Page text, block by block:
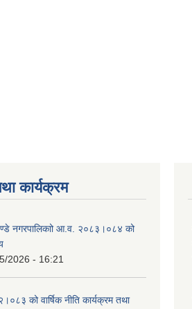
कार्यक्रम
नगरपालिकाो आ.व. २०८३।०८४ को
2026 - 16:21
को वार्षिक नीति कार्यक्रम तथा